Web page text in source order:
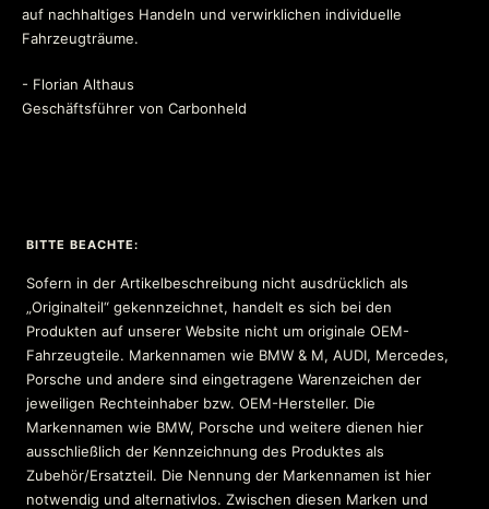
auf nachhaltiges Handeln und verwirklichen individuelle
Fahrzeugträume.
- Florian Althaus
Geschäftsführer von Carbonheld
BITTE BEACHTE:
Sofern in der Artikelbeschreibung nicht ausdrücklich als
„Originalteil“ gekennzeichnet, handelt es sich bei den
Produkten auf unserer Website nicht um originale OEM-
Fahrzeugteile. Markennamen wie BMW & M, AUDI, Mercedes,
Porsche und andere sind eingetragene Warenzeichen der
jeweiligen Rechteinhaber bzw. OEM-Hersteller. Die
Markennamen wie BMW, Porsche und weitere dienen hier
ausschließlich der Kennzeichnung des Produktes als
Zubehör/Ersatzteil. Die Nennung der Markennamen ist hier
notwendig und alternativlos. Zwischen diesen Marken und